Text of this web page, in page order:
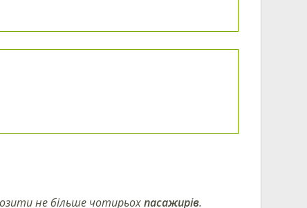
не більше чотирьохпасажирів.